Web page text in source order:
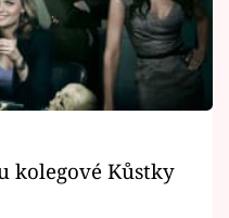
kolegové Kůstky